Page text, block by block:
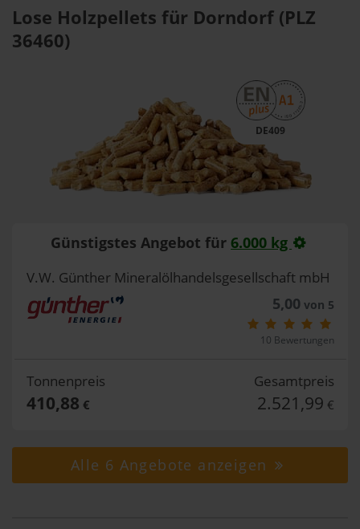
Lose Holzpellets für Dorndorf (PLZ
36460)
DE409
Günstigstes Angebot für 6.000 kg
V.W. Günther Mineralölhandelsgesellschaft mbH
5,00 von 5
10 Bewertungen
Tonnenpreis
410,88 €
Gesamtpreis
2.521,99 €
Alle 6 Angebote anzeigen